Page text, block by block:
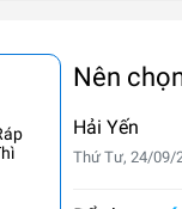
Nên
Hải Yến
Thứ Tư, 24/09/